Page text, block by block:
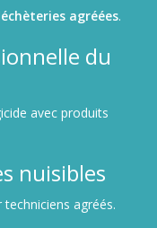
agréées.
du
avec produits
nuisibles
techniciens agréés.